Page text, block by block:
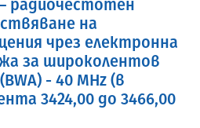
радиочестотен
на
чрез електронна
за широколентов
- 40 MHz (в
3424,00 до 3466,00